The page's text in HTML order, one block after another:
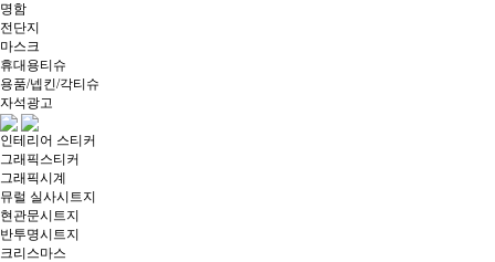
명함
전단지
마스크
휴대용티슈
용품/넵킨/각티슈
자석광고
인테리어 스티커
그래픽스티커
그래픽시계
뮤럴 실사시트지
현관문시트지
반투명시트지
크리스마스